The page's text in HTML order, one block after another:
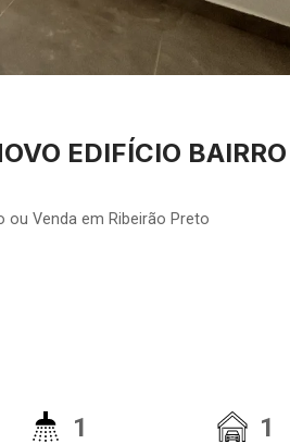
EDIFÍCIO
ou Venda em Ribeirão Preto
1 1